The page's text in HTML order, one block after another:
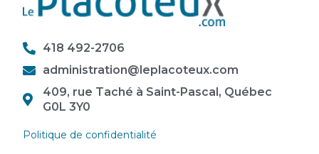
418 492-2706
administration@leplacoteux.com
409, rue Taché à Saint-Pascal, Québec
G0L 3Y0
Politique de confidentialité